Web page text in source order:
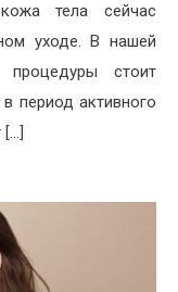
тела сейчас
уходе. В нашей
стоит
период активного
[…]